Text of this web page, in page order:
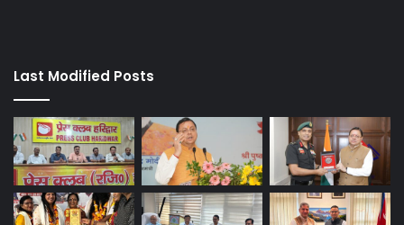
Last Modified Posts